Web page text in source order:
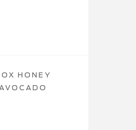
HONEY
AVOCADO